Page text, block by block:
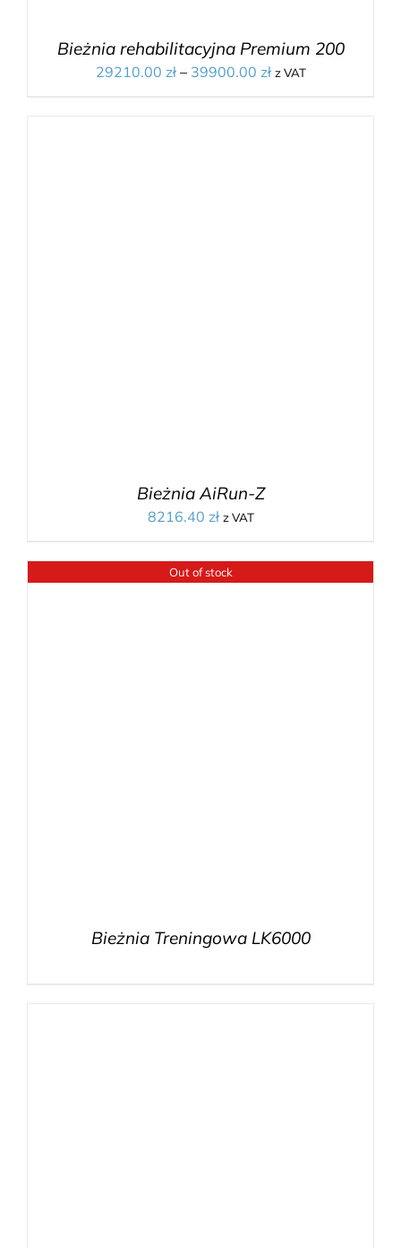
Bieżnia rehabilitacyjna Premium 200
29210.00 zł– 39900.00 zł z VAT
Bieżnia AiRun-Z
8216.40 zł z VAT
Out of stock
Bieżnia Treningowa LK6000